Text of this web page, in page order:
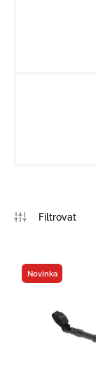
Novinka